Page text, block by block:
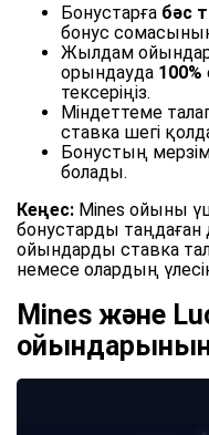
Бонустарға бәс
бонус
Жылдам ойындар
орындауда 100%
тексеріңіз.
Міндеттеме
ставка шегі
Бонустың
болады.
Кеңес: Mines ойыны
бонустарды таңдаған
ойындарды ставка
немесе олардың
Mines және